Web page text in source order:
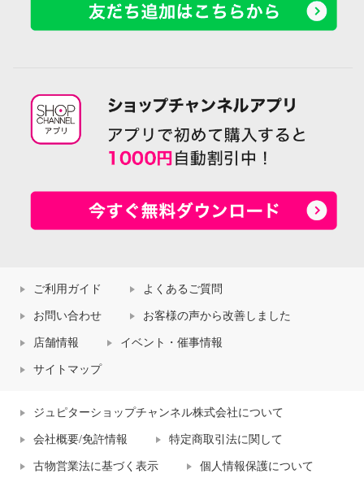
ご利用ガイド よくあるご質問
お問い合わせ お客様の声から改善しました
店舗情報 イベント・催事情報
サイトマップ
ジュピターショップチャンネル株式会社について
会社概要/免許情報 特定商取引法に関して
古物営業法に基づく表示 個人情報保護について